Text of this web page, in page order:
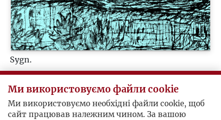
Sygn.
Korespondenci (1)
Jerzy Giedroyc
Ми використовуємо файли cookie
Ми використовуємо необхідні файли cookie, щоб
сайт працював належним чином. За вашою